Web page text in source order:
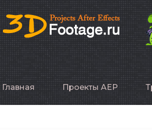
Главная Проекты AEP